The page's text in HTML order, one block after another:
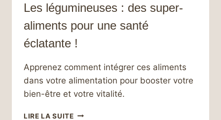
Les légumineuses : des super-
aliments pour une santé
éclatante !
Apprenez comment intégrer ces aliments
dans votre alimentation pour booster votre
bien-être et votre vitalité.
LIRE LA SUITELES